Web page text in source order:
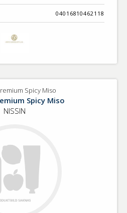
04016810462118
Spicy Miso
Spicy Miso
NISSIN